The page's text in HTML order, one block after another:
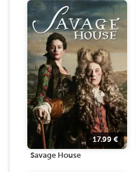
17.99 €
Savage House